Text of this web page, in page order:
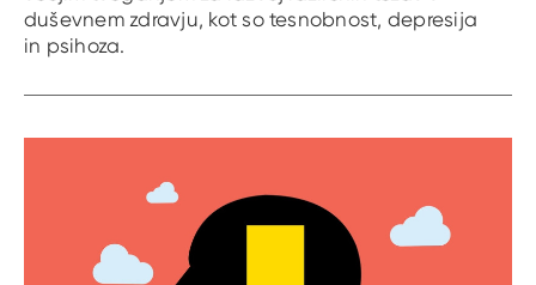
duševnem zdravju, kot so tesnobnost, depresija
in psihoza.